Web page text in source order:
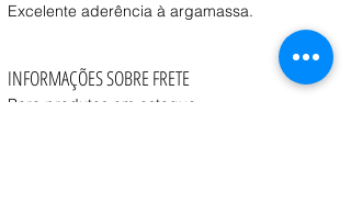
Excelente aderência à argamassa.
INFORMAÇÕES SOBRE FRETE
Para produtos em estoque: